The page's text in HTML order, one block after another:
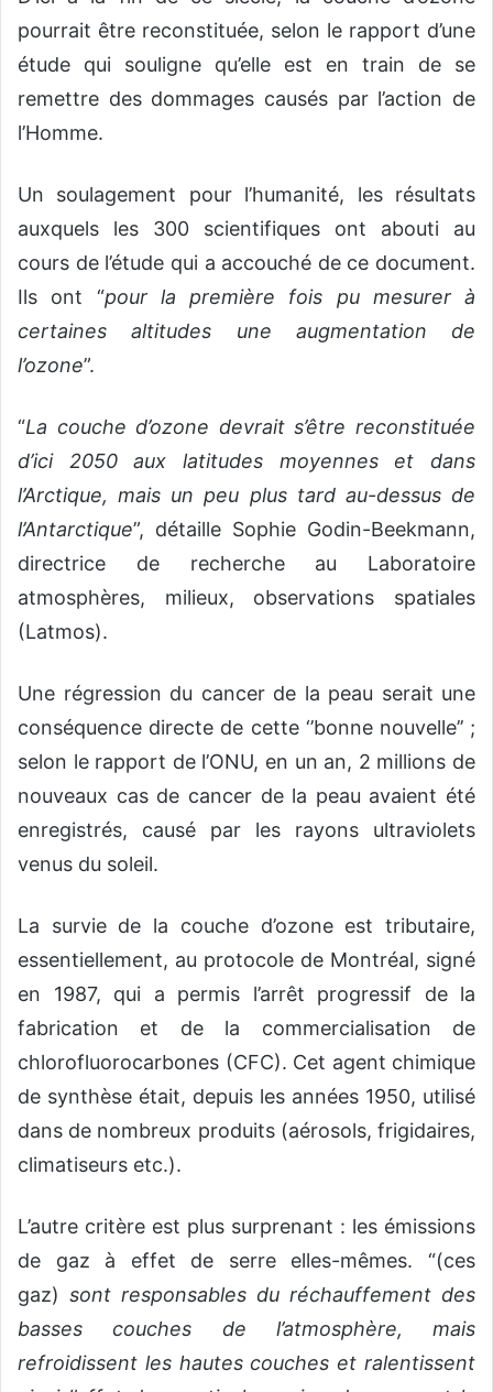
pourrait être reconstituée, selon le rapport d’une
étude qui souligne qu’elle est en train de se
remettre des dommages causés par l’action de
l’Homme.
Un soulagement pour l’humanité, les résultats
auxquels les 300 scientifiques ont abouti au
cours de l’étude qui a accouché de ce document.
Ils ont “pour la première fois pu mesurer à
certaines altitudes une augmentation de
l’ozone”.
“La couche d’ozone devrait s’être reconstituée
d’ici 2050 aux latitudes moyennes et dans
l’Arctique, mais un peu plus tard au-dessus de
l’Antarctique”, détaille Sophie Godin-Beekmann,
directrice de recherche au Laboratoire
atmosphères, milieux, observations spatiales
(Latmos).
Une régression du cancer de la peau serait une
conséquence directe de cette ‘’bonne nouvelle’’ ;
selon le rapport de l’ONU, en un an, 2 millions de
nouveaux cas de cancer de la peau avaient été
enregistrés, causé par les rayons ultraviolets
venus du soleil.
La survie de la couche d’ozone est tributaire,
essentiellement, au protocole de Montréal, signé
en 1987, qui a permis l’arrêt progressif de la
fabrication et de la commercialisation de
chlorofluorocarbones (CFC). Cet agent chimique
de synthèse était, depuis les années 1950, utilisé
dans de nombreux produits (aérosols, frigidaires,
climatiseurs etc.).
L’autre critère est plus surprenant : les émissions
de gaz à effet de serre elles-mêmes. “(ces
gaz) sont responsables du réchauffement des
basses couches de l’atmosphère, mais
refroidissent les hautes couches et ralentissent